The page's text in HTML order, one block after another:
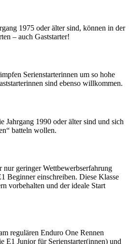
1975 oder älter sind, können in der
– auch Gaststarter!
Serienstarterinnen um so hohe
sind ebenso willkommen.
Jahrgang 1990 oder älter sind und sich
batteln wollen.
nur geringer Wettbewerbserfahrung
Beginner einschreiben. Diese Klasse
vorbehalten und der ideale Start
regulären Enduro One Rennen
E1 Junior für Serienstarter(innen) und